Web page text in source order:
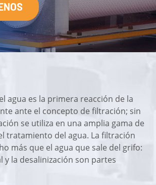
agua es la primera reacción de la
ante el concepto de filtración; sin
se utiliza en una amplia gama de
tratamiento del agua. La filtración
más que el agua que sale del grifo:
y la desalinización son partes